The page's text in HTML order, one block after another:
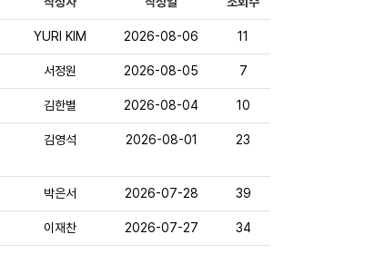
YURI KIM 2026-08-06 11
서정원 2026-08-05 7
김한별 2026-08-04 10
김영석 2026-08-01 23
박은서 2026-07-28 39
이재찬 2026-07-27 34